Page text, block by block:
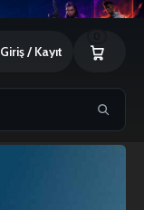
Giriş / Kayıt